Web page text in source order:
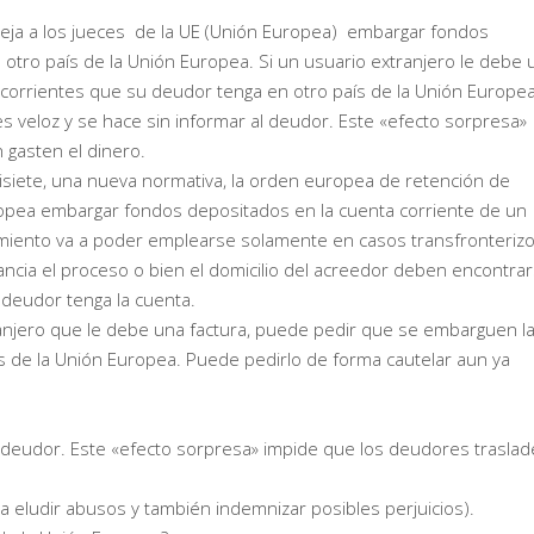
a los jueces de la UE (Unión Europea) embargar fondos
país de la Unión Europea. Si un usuario extranjero le debe
que su deudor tenga en otro país de la Unión
veloz y se hace sin informar al deudor. Este «efecto sorpresa»
el dinero.
una nueva normativa, la orden europea de retención de
embargar fondos depositados en la cuenta corriente de un
va a poder emplearse solamente en casos
el proceso o bien el domicilio del acreedor deben
tenga la cuenta.
que le debe una factura, puede pedir que se embarguen
la Unión Europea. Puede pedirlo de forma cautelar aun ya
Este «efecto sorpresa» impide que los deudores
eludir abusos y también indemnizar posibles perjuicios).